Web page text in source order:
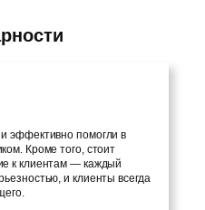
эффективно помогли в
Кроме того, стоит
к клиентам — каждый
и клиенты всегда